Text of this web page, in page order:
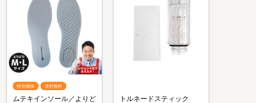
特別価格 送料無料
ムテキインソール／よりど
トルネードスティック